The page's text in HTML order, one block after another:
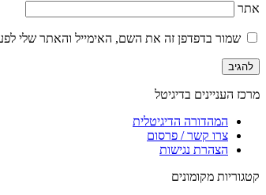
אתר
שמור בדפדפן זה את השם, האימייל והאתר שלי
מרכז העניינים בדיגיטל
המהדורה הדיגיטלית
צרו קשר / פרסום
הצהרת נגישות
קטגוריות מקומונים